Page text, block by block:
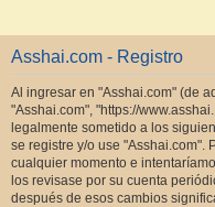
Asshai.com - Registro
Al ingresar en "Asshai.com" (de
"Asshai.com", "https://
legalmente sometido a los
se registre y/o use "Asshai.com".
cualquier momento e
los revisase por su cuenta
después de esos cambios